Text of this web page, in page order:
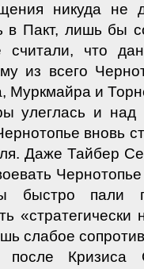
никуда не
в Пакт, лишь бы
считали, что
из всего
Муркмайра и
улеглась и над
вновь
Даже Тайбер
быстро пали
«стратегически
слабое
Кризиса